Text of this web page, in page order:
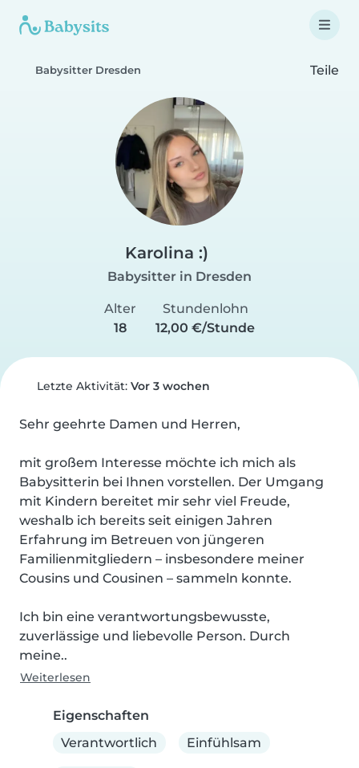
Babysitter Dresden Teile
Karolina :)
Babysitter in Dresden
Alter
18
Stundenlohn
12,00 €/Stunde
Letzte Aktivität: Vor 3 wochen
Sehr geehrte Damen und Herren,
mit großem Interesse möchte ich mich als
Babysitterin bei Ihnen vorstellen. Der Umgang
mit Kindern bereitet mir sehr viel Freude,
weshalb ich bereits seit einigen Jahren
Erfahrung im Betreuen von jüngeren
Familienmitgliedern – insbesondere meiner
Cousins und Cousinen – sammeln konnte.
Ich bin eine verantwortungsbewusste,
zuverlässige und liebevolle Person. Durch
meine..
Weiterlesen
Eigenschaften
Verantwortlich
Einfühlsam